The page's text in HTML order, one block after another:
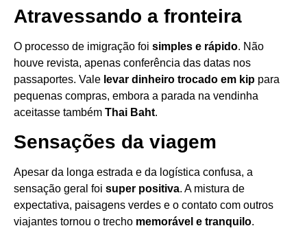
Atravessando a fronteira
O processo de imigração foi simples e rápido. Não
houve revista, apenas conferência das datas nos
passaportes. Vale levar dinheiro trocado em kip para
pequenas compras, embora a parada na vendinha
aceitasse também Thai Baht.
Sensações da viagem
Apesar da longa estrada e da logística confusa, a
sensação geral foi super positiva. A mistura de
expectativa, paisagens verdes e o contato com outros
viajantes tornou o trecho memorável e tranquilo.